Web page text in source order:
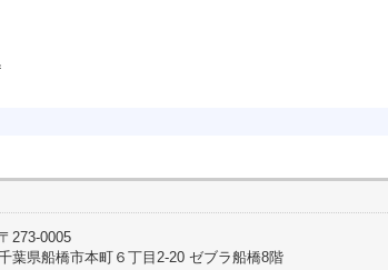
273-0005
葉県船橋市本町６丁目2-20 ゼブラ船橋8階